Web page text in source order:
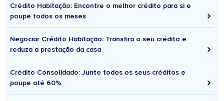
Crédito Habitação: Encontre o melhor crédito para si e
poupe todos os meses
Negociar Crédito Habitação: Transfira o seu crédito e
reduza a prestação da casa
Crédito Consolidado: Junte todos os seus créditos e
poupe até 60%